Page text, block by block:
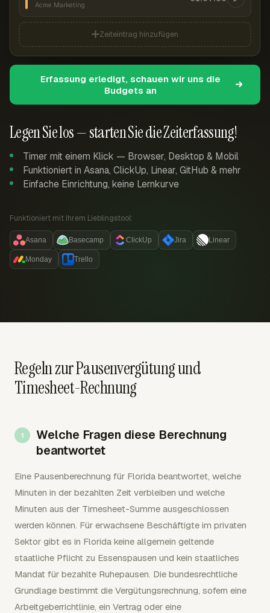
Legen Sie los — starten Sie die Zeiterfassung!
Timer mit einem Klick — Browser, Desktop & Mobil
Funktioniert in Asana, ClickUp, Linear, GitHub & mehr
Einfache Einrichtung, keine Lernkurve
Funktioniert mit Ihrem Lieblingstool:
Asana Basecamp ClickUp Jira Linear
Monday Trello
Acme Marketing
Zeiteintrag hinzufügen
Erfassung erledigt, schauen wir uns die
Budgets an
Regeln zur Pausenvergütung und
Timesheet-Rechnung
Welche Fragen diese Berechnung
beantwortet
Eine Pausenberechnung für Florida beantwortet, welche
Minuten in der bezahlten Zeit verbleiben und welche
Minuten aus der Timesheet-Summe ausgeschlossen
werden können. Für erwachsene Beschäftigte im privaten
Sektor gibt es in Florida keine allgemein geltende
staatliche Pflicht zu Essenspausen und kein staatliches
Mandat für bezahlte Ruhepausen. Die bundesrechtliche
Grundlage bestimmt die Vergütungsrechnung, sofern eine
Arbeitgeberrichtlinie, ein Vertrag oder eine